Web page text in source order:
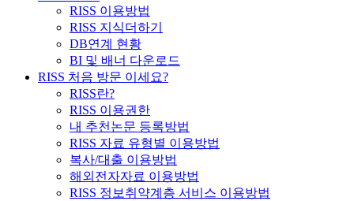
RISS 이용방법
RISS 지식더하기
DB연계 현황
BI 및 배너 다운로드
RISS 처음 방문 이세요?
RISS란?
RISS 이용권한
내 추천논문 등록방법
RISS 자료 유형별 이용방법
복사/대출 이용방법
해외전자자료 이용방법
RISS 정보취약계층 서비스 이용방법